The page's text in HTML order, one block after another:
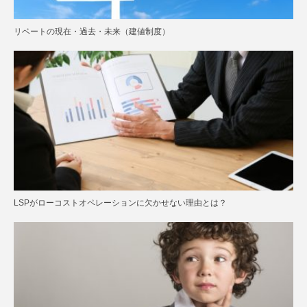
リベートの現在・過去・未来（建値制度）
LSPがローコストオペレーションに欠かせない理由とは？